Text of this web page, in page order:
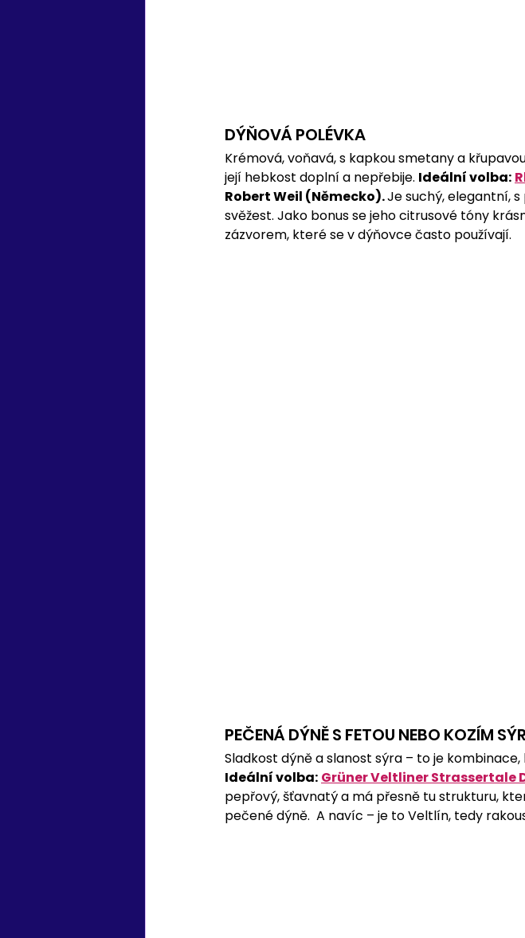
DÝŇOVÁ POLÉVKA
Krémová, voňavá, s kapkou smetany a
její hebkost doplní a nepřebije. Ideální volba:
Robert Weil (Německo). Je suchý, elegantní,
svěžest. Jako bonus se jeho citrusové tóny
zázvorem, které se v dýňovce často používají.
PEČENÁ DÝNĚ S FETOU NEBO KOZÍM
Sladkost dýně a slanost sýra – to je
Ideální volba: Grüner Veltliner Strassertale
pepřový, šťavnatý a má přesně tu strukturu,
pečené dýně.  A navíc – je to Veltlín, tedy